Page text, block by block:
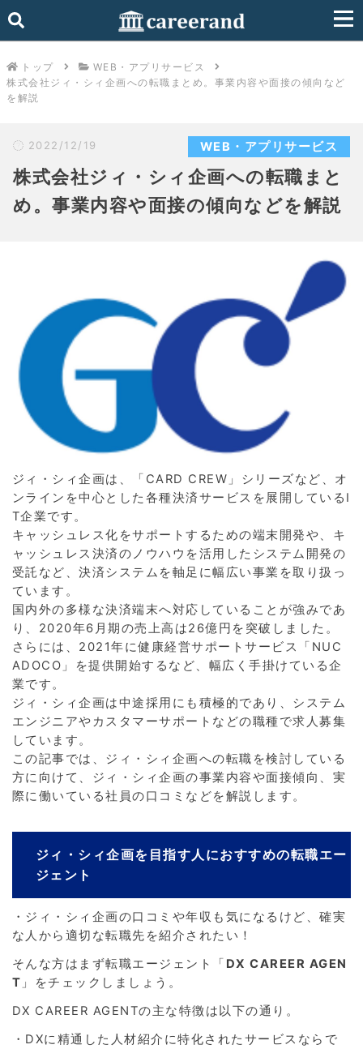
トップ
WEB・アプリサービス
株式会社ジィ・シィ企画への転職まとめ。事業内容や面接の傾向など
を解説
2022/12/19 WEB・アプリサービス
株式会社ジィ・シィ企画への転職まと
め。事業内容や面接の傾向などを解説
ジィ・シィ企画は、「CARD CREW」シリーズなど、オ
ンラインを中心とした各種決済サービスを展開しているI
T企業です。
キャッシュレス化をサポートするための端末開発や、キ
ャッシュレス決済のノウハウを活用したシステム開発の
受託など、決済システムを軸足に幅広い事業を取り扱っ
ています。
国内外の多様な決済端末へ対応していることが強みであ
り、2020年6月期の売上高は26億円を突破しました。
さらには、2021年に健康経営サポートサービス「NUC
ADOCO」を提供開始するなど、幅広く手掛けている企
業です。
ジィ・シィ企画は中途採用にも積極的であり、システム
エンジニアやカスタマーサポートなどの職種で求人募集
しています。
この記事では、ジィ・シィ企画への転職を検討している
方に向けて、ジィ・シィ企画の事業内容や面接傾向、実
際に働いている社員の口コミなどを解説します。
ジィ・シィ企画を目指す人におすすめの転職エー
ジェント
・ジィ・シィ企画の口コミや年収も気になるけど、確実
な人から適切な転職先を紹介されたい！
そんな方はまず転職エージェント「 DX CAREER AGEN
T 」をチェックしましょう。
DX CAREER AGENTの主な特徴は以下の通り。
・DXに精通した人材紹介に特化されたサービスならで